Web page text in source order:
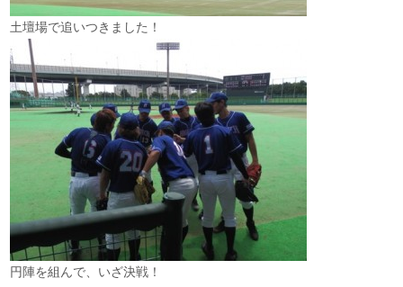
土壇場で追いつきました！
円陣を組んで、いざ決戦！